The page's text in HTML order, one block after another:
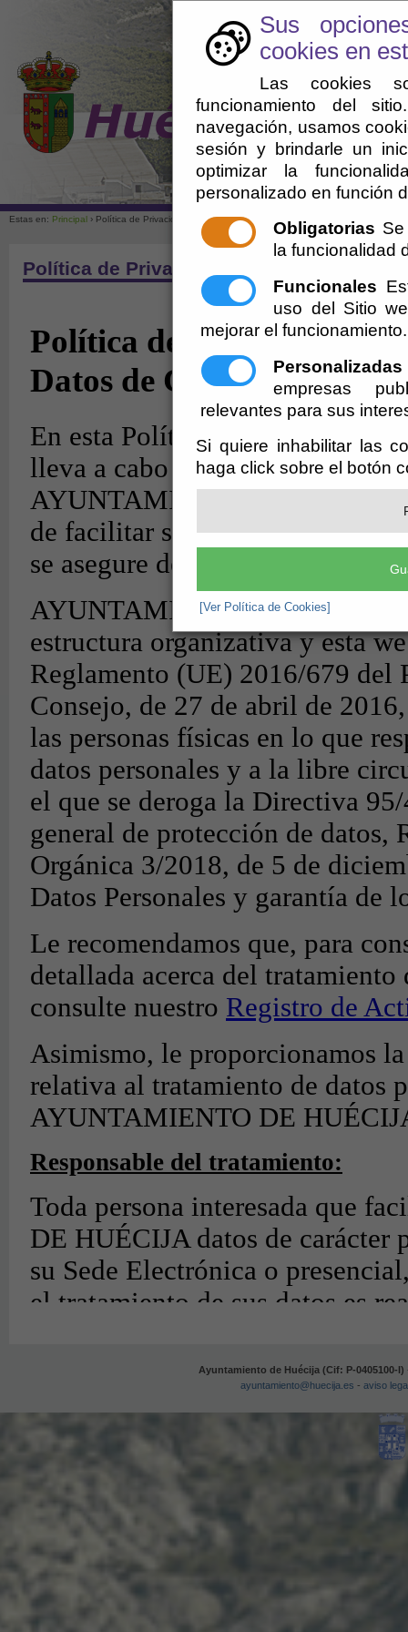
Sus
cookies en
Las cookies
funcionamiento del
navegación, usamos
sesión y brindarle un
optimizar la
personalizado en función
Obligatorias
la funcionalidad
Funcionales
uso del Sitio
mejorar el funcionamiento.
Personalizadas
empresas
relevantes para sus
Si quiere inhabilitar las
haga click sobre el botón
[Ver Política de Cookies]
Estas en: Principal › Política de Privacidad
Política de Privacidad
Ayuntamiento de Huécija (Cif: P-0405100-I)
ayuntamiento@huecija.es -aviso